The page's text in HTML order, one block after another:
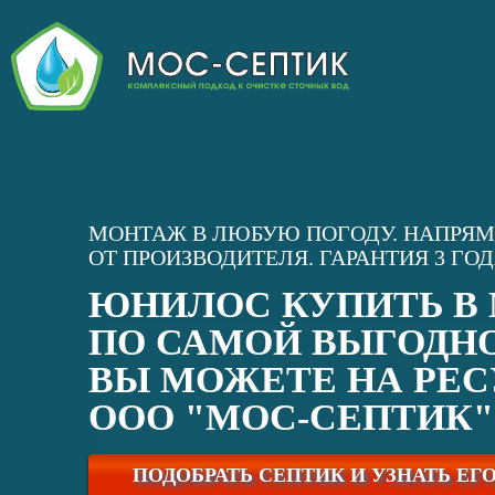
МОНТАЖ В ЛЮБУЮ ПОГОДУ.
ОТ ПРОИЗВОДИТЕЛЯ. ГАРАНТИЯ 3
ЮНИЛОС КУПИТЬ В
ПО САМОЙ
ВЫ МОЖЕТЕ НА
ООО "МОС-СЕПТИК"
ПОДОБРАТЬ СЕПТИК И УЗНАТЬ